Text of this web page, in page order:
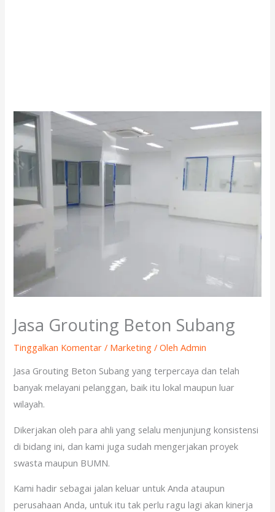
Jasa Grouting Beton Subang
Tinggalkan Komentar / Marketing / OlehAdmin
Jasa Grouting Beton Subang yang terpercaya dan telah
banyak melayani pelanggan, baik itu lokal maupun luar
wilayah.
Dikerjakan oleh para ahli yang selalu menjunjung konsistensi
di bidang ini, dan kami juga sudah mengerjakan proyek
swasta maupun BUMN.
Kami hadir sebagai jalan keluar untuk Anda ataupun
perusahaan Anda, untuk itu tak perlu ragu lagi akan kinerja